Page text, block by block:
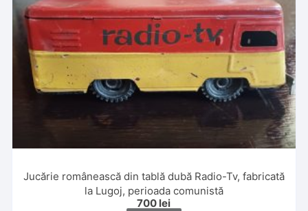
Jucărie românească din tablă dubă Radio-Tv, fabricată
la Lugoj, perioada comunistă
700 lei